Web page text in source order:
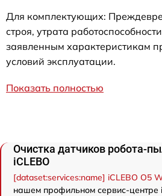
Для комплектующих:
строя, утрата
заявленным характеристикам
условий эксплуатации.
Показать полностью
Очистка датчиков робота-
iCLEBO
[dataset:services:name] iCLEBO O5
нашем профильном сервис-центре